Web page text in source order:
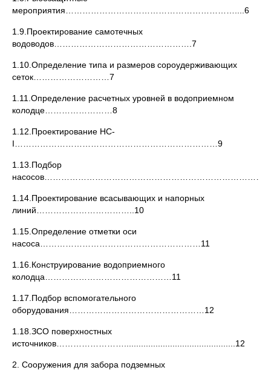
мероприятия……………………………………………………....6
1.9.Проектирование самотечных
водоводов………………………………………….7
1.10.Определение типа и размеров сороудерживающих
сеток………………………7
1.11.Определение расчетных уровней в водоприемном
колодце……………………8
1.12.Проектирование НС-
Ι………………………………………………………………9
1.13.Подбор
1.14.Проектирование всасывающих и напорных
линий……………………………..10
1.15.Определение отметки оси
насоса…………………………………………………11
1.16.Конструирование водоприемного
колодца………………………………………11
1.17.Подбор вспомогательного
оборудования…………………………………………12
1.18.ЗСО поверхностных
источников……………………..............................................12
2. Сооружения для забора подземных